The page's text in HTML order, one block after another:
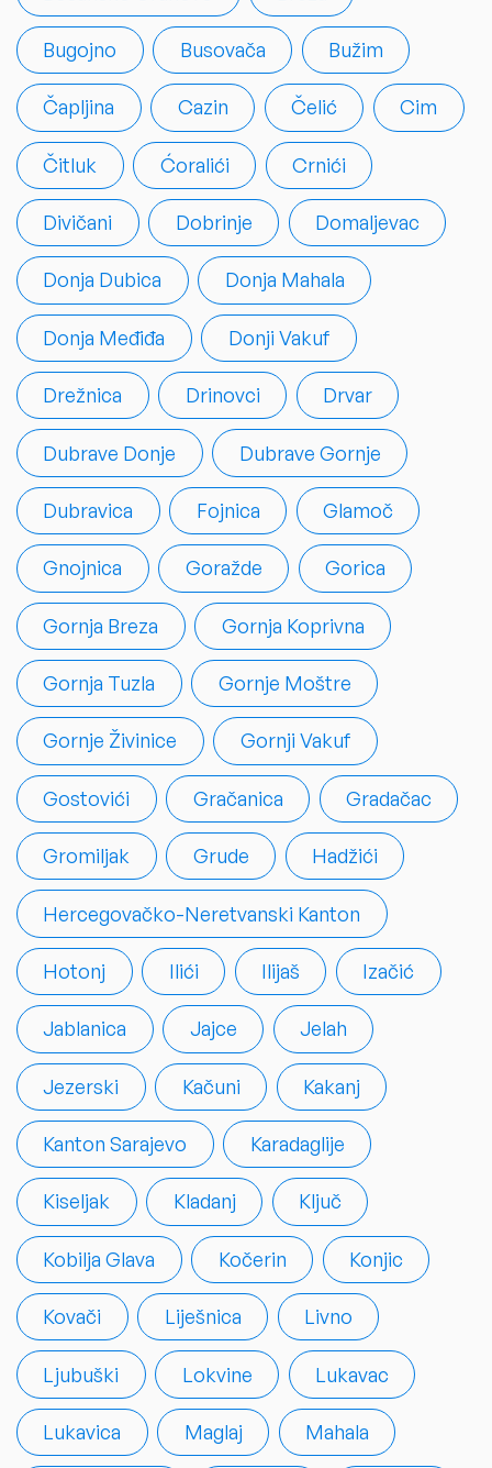
Bugojno Busovača Bužim
Čapljina Cazin Čelić Cim
Čitluk Ćoralići Crnići
Divičani Dobrinje Domaljevac
Donja Dubica Donja Mahala
Donja Međiđa Donji Vakuf
Drežnica Drinovci Drvar
Dubrave Donje Dubrave Gornje
Dubravica Fojnica Glamoč
Gnojnica Goražde Gorica
Gornja Breza Gornja Koprivna
Gornja Tuzla Gornje Moštre
Gornje Živinice Gornji Vakuf
Gostovići Gračanica Gradačac
Gromiljak Grude Hadžići
Hercegovačko-Neretvanski Kanton
Hotonj Ilići Ilijaš Izačić
Jablanica Jajce Jelah
Jezerski Kačuni Kakanj
Kanton Sarajevo Karadaglije
Kiseljak Kladanj Ključ
Kobilja Glava Kočerin Konjic
Kovači Liješnica Livno
Ljubuški Lokvine Lukavac
Lukavica Maglaj Mahala